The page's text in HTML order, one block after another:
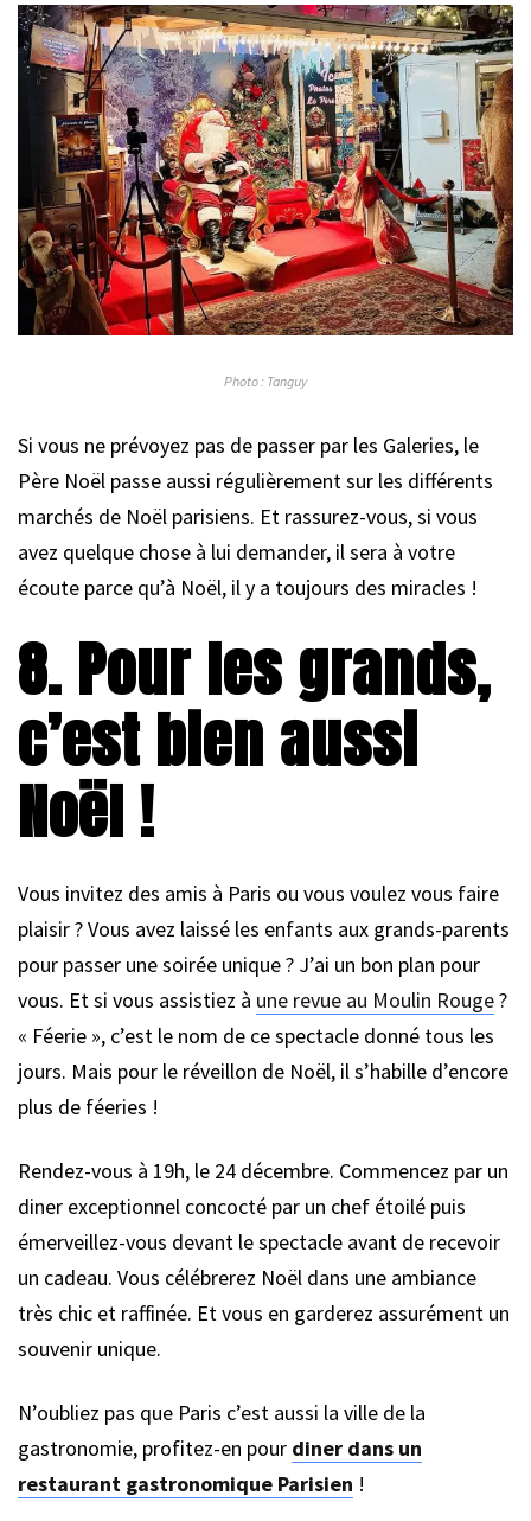
Photo : Tanguy
Si vous ne prévoyez pas de passer par les Galeries, le
Père Noël passe aussi régulièrement sur les différents
marchés de Noël parisiens. Et rassurez-vous, si vous
avez quelque chose à lui demander, il sera à votre
écoute parce qu’à Noël, il y a toujours des miracles !
8. Pour les grands,
c’est bien aussi
Noël !
Vous invitez des amis à Paris ou vous voulez vous faire
plaisir ? Vous avez laissé les enfants aux grands-parents
pour passer une soirée unique ? J’ai un bon plan pour
vous. Et si vous assistiez à une revue au Moulin Rouge?
« Féerie », c’est le nom de ce spectacle donné tous les
jours. Mais pour le réveillon de Noël, il s’habille d’encore
plus de féeries !
Rendez-vous à 19h, le 24 décembre. Commencez par un
diner exceptionnel concocté par un chef étoilé puis
émerveillez-vous devant le spectacle avant de recevoir
un cadeau. Vous célébrerez Noël dans une ambiance
très chic et raffinée. Et vous en garderez assurément un
souvenir unique.
N’oubliez pas que Paris c’est aussi la ville de la
gastronomie, profitez-en pour diner dans un
restaurant gastronomique Parisien !